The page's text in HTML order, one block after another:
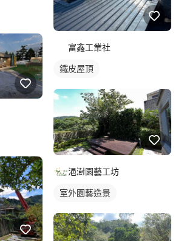
富鑫工業社
鐵皮屋頂
浥澍園藝工坊
室外園藝造景